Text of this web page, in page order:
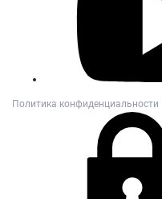
Политика конфиденциальности